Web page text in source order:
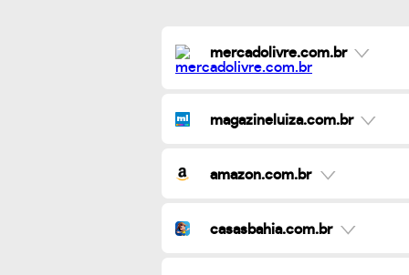
mercadolivre.com.br
magazineluiza.com.br
amazon.com.br
casasbahia.com.br